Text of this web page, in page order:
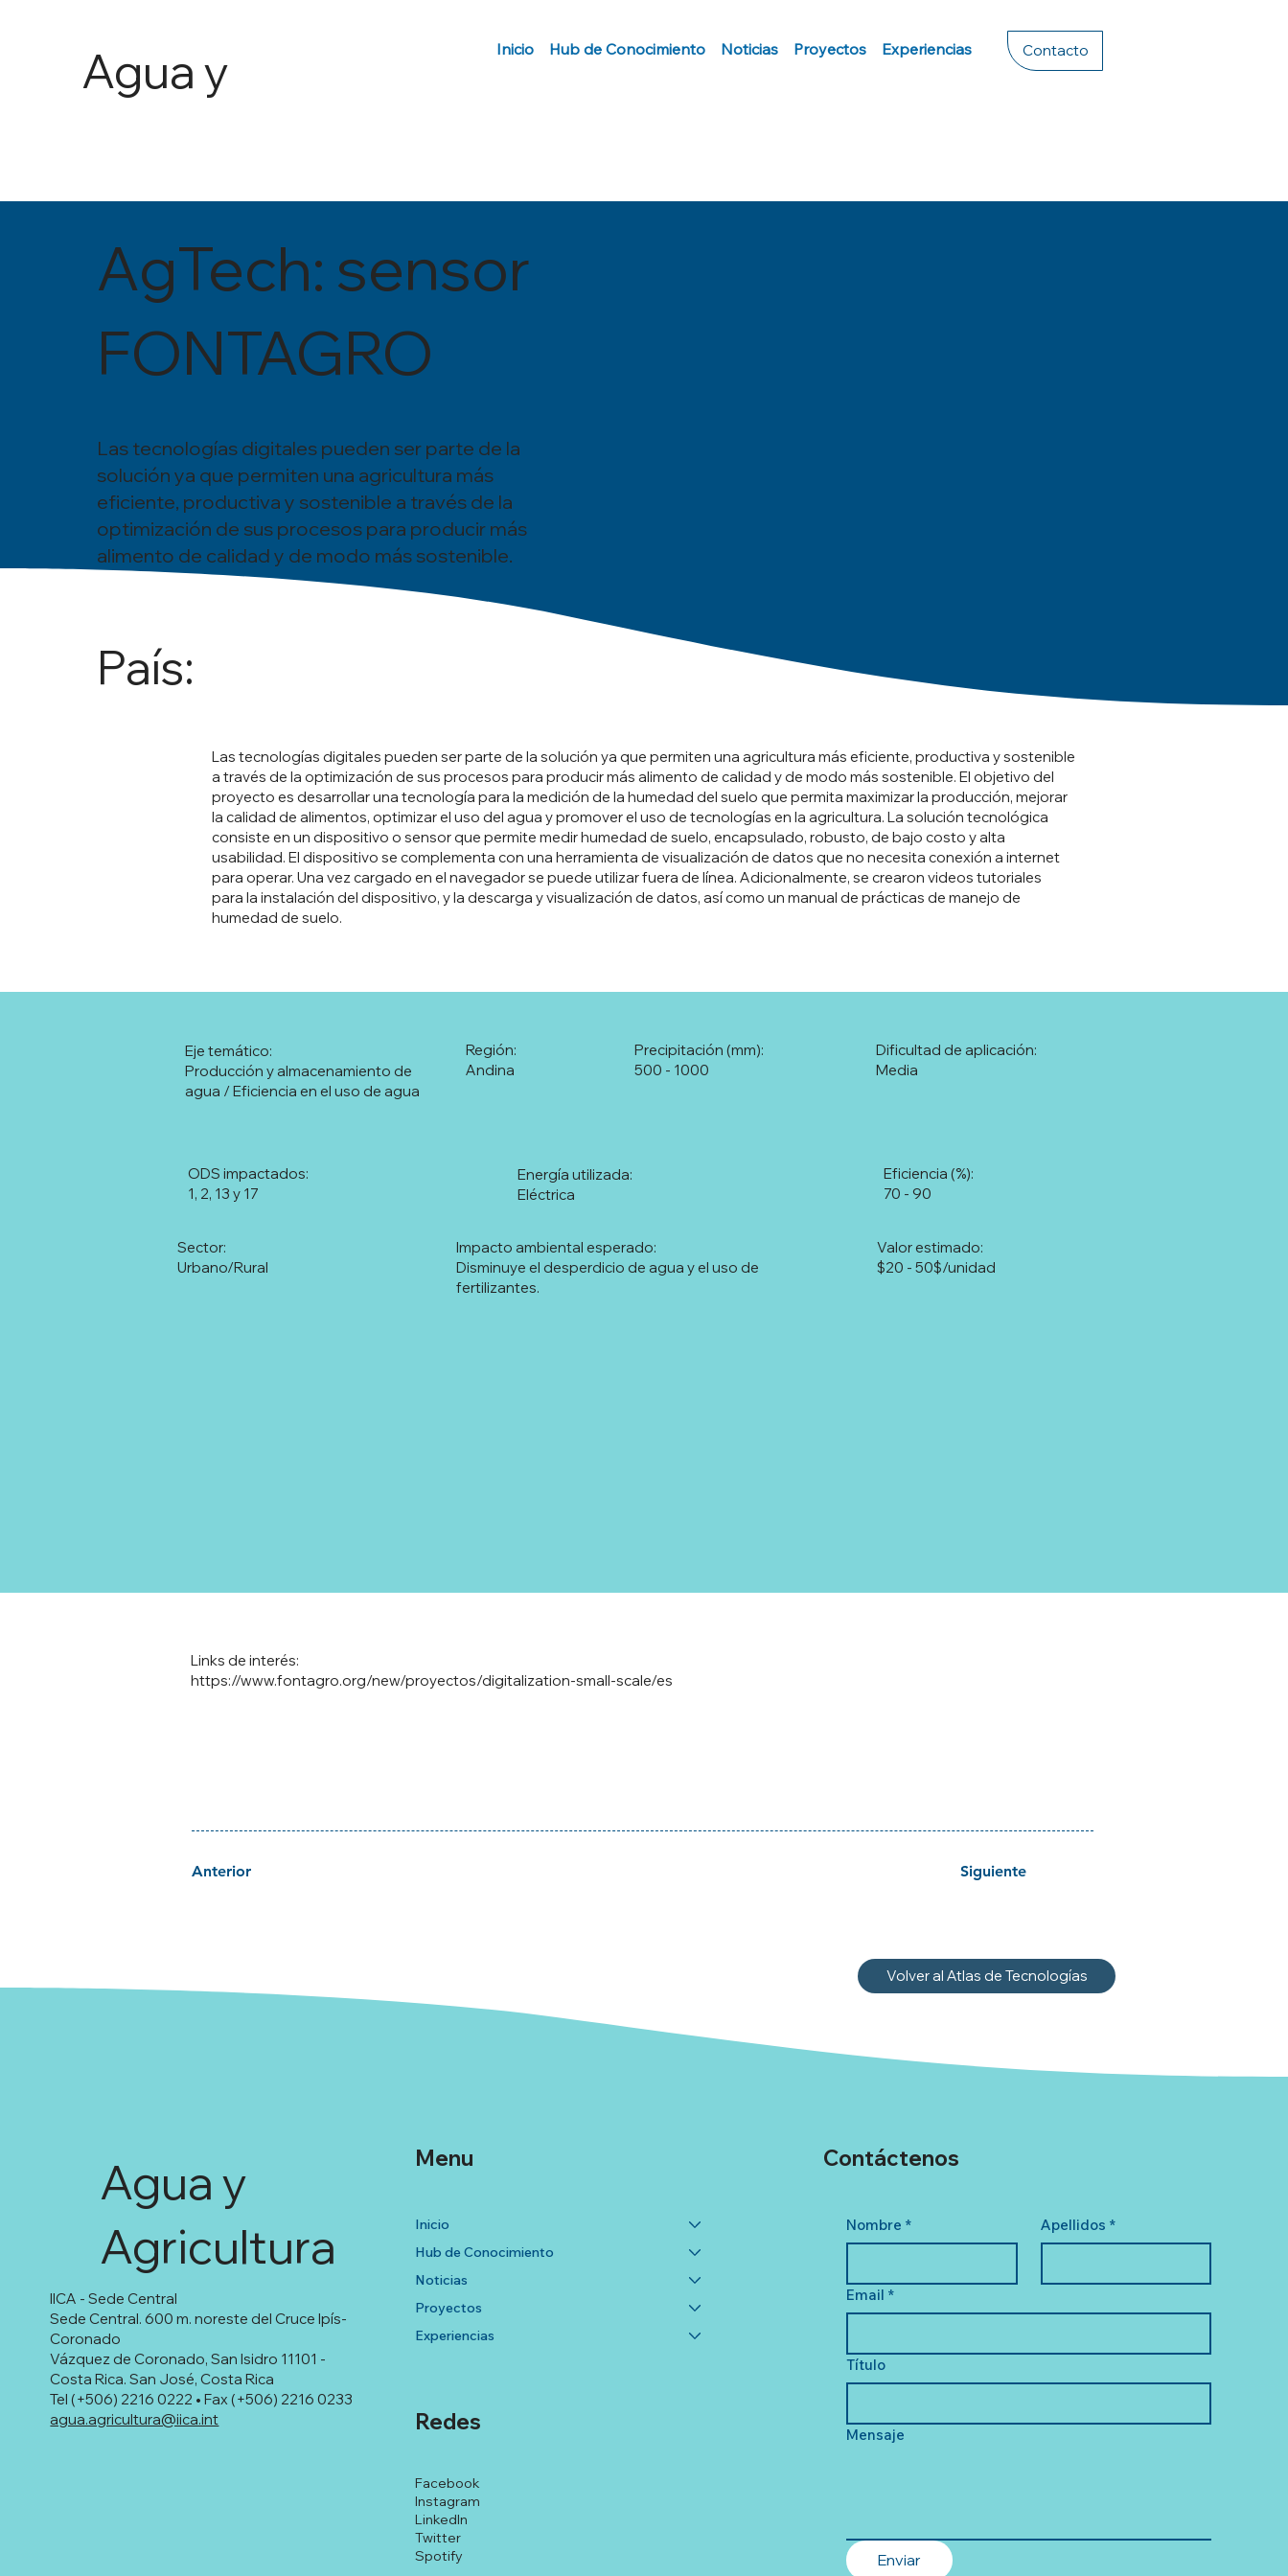
Agua y
ura
Inicio Hub de Conocimiento Noticias Proyectos Experiencias Contacto
AgTech: sensor
FONTAGRO
Las tecnologías digitales pueden ser parte de la
solución ya que permiten una agricultura más
eficiente, productiva y sostenible a través de la
optimización de sus procesos para producir más
alimento de calidad y de modo más sostenible.
País:
Las tecnologías digitales pueden ser parte de la solución ya que permiten una agricultura más eficiente, productiva y sostenible
a través de la optimización de sus procesos para producir más alimento de calidad y de modo más sostenible. El objetivo del
proyecto es desarrollar una tecnología para la medición de la humedad del suelo que permita maximizar la producción, mejorar
la calidad de alimentos, optimizar el uso del agua y promover el uso de tecnologías en la agricultura. La solución tecnológica
consiste en un dispositivo o sensor que permite medir humedad de suelo, encapsulado, robusto, de bajo costo y alta
usabilidad. El dispositivo se complementa con una herramienta de visualización de datos que no necesita conexión a internet
para operar. Una vez cargado en el navegador se puede utilizar fuera de línea. Adicionalmente, se crearon videos tutoriales
para la instalación del dispositivo, y la descarga y visualización de datos, así como un manual de prácticas de manejo de
humedad de suelo.
Producción y almacenamiento de
agua / Eficiencia en el uso de agua
Eje temático:
Andina
Región:
500 - 1000
Precipitación (mm):
Media
Dificultad de aplicación:
1, 2, 13 y 17
ODS impactados:
Eléctrica
Energía utilizada:
70 - 90
Eficiencia (%):
Urbano/Rural
Sector:
Disminuye el desperdicio de agua y el uso de
fertilizantes.
Impacto ambiental esperado:
$20 - 50$/unidad
Valor estimado:
https://www.fontagro.org/new/proyectos/digitalization-small-scale/es
Links de interés:
Siguiente
Anterior
Volver al Atlas de Tecnologías
IICA - Sede Central
Sede Central. 600 m. noreste del Cruce Ipís-
Coronado
Vázquez de Coronado, San Isidro 11101 -
Costa Rica. San José, Costa Rica
Tel (+506) 2216 0222 • Fax (+506) 2216 0233
agua.agricultura@iica.int
Agua y
Agricultura
Facebook
Instagram
LinkedIn
Twitter
Spotify
Redes
Inicio
Hub de Conocimiento
Noticias
Proyectos
Experiencias
Menu
Nombre * Apellidos *
Email *
Título
Mensaje
Enviar
Contáctenos